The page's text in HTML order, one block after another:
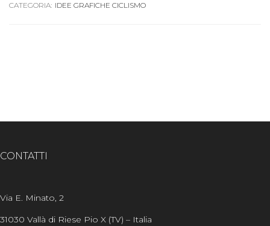
CATEGORIA: IDEE GRAFICHE CICLISMO
CONTATTI
Via E. Minato, 2
31030 Vallà di Riese Pio X (TV) – Italia